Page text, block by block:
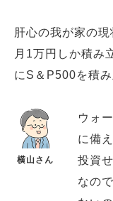
肝心の我が家の
月1万円しか積み
にS＆P500を積み
横山さん
ウォ
に備
投資
なの